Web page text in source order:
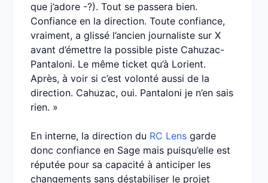
que j’adore -?). Tout se passera bien.
Confiance en la direction. Toute confiance,
vraiment, a glissé l’ancien journaliste sur X
avant d’émettre la possible piste Cahuzac-
Pantaloni. Le même ticket qu’à Lorient.
Après, à voir si c’est volonté aussi de la
direction. Cahuzac, oui. Pantaloni je n’en sais
rien. »
En interne, la direction du RC Lens garde
donc confiance en Sage mais puisqu’elle est
réputée pour sa capacité à anticiper les
changements sans déstabiliser le projet